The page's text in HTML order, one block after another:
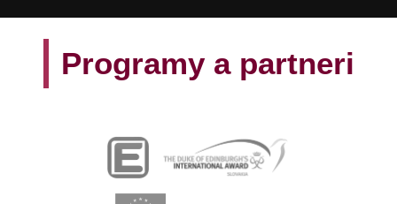
Programy a partneri